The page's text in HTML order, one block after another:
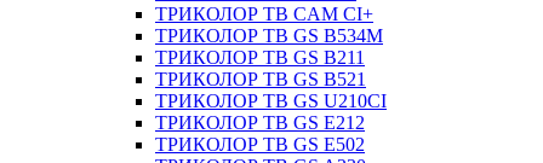
ТРИКОЛОР ТВ CAM CI+
ТРИКОЛОР ТВ GS B534M
ТРИКОЛОР ТВ GS B211
ТРИКОЛОР ТВ GS B521
ТРИКОЛОР ТВ GS U210CI
ТРИКОЛОР ТВ GS E212
ТРИКОЛОР ТВ GS E502